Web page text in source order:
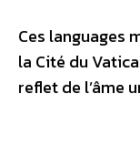
Ces languages
la Cité du
reflet de l’âme